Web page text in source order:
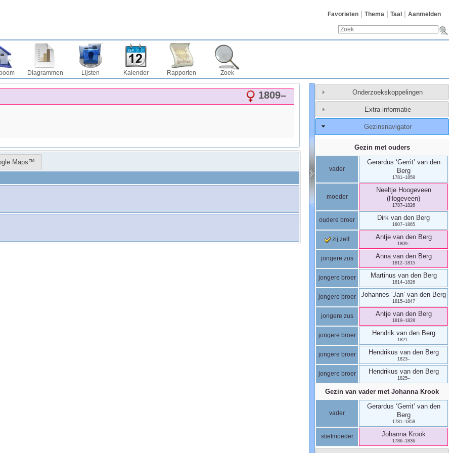
Favorieten Thema Taal Aanmelden
Diagrammen Lijsten Kalender Rapporten Zoek
1809–
Maps™
Onderzoekskoppelingen
Extra informatie
Gezinsnavigator
Gezin met ouders
vader
Gerardus ‘Gerrit’ van den
Berg
1781 –1858
moeder
Neeltje Hoogeveen
(Hogeveen)
1787–1826
oudere broer Dirk van den Berg
1807–1865
zij zelf Antje van den Berg
1809–
jongere zus Anna van den Berg
1812–1815
jongere broer Martinus van den Berg
1814–1826
jongere broer Johannes ‘Jan’ van den Berg
1815–1847
jongere zus Antje van den Berg
1819–1828
jongere broer Hendrik van den Berg
1821 –
jongere broer Hendrikus van den Berg
1823–
jongere broer Hendrikus van den Berg
1825–
Gezin van vader met Johanna Krook
vader
Gerardus ‘Gerrit’ van den
Berg
1781 –1858
stiefmoeder Johanna Krook
1786–1836